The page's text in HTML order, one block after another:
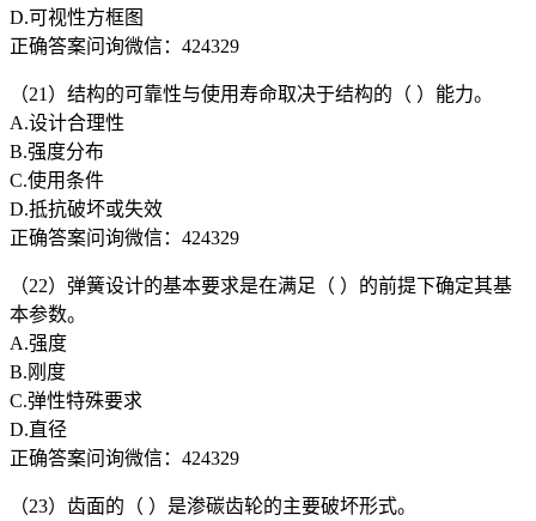
D.可视性方框图
正确答案问询微信：424329
（21）结构的可靠性与使用寿命取决于结构的（ ）能力。
A.设计合理性
B.强度分布
C.使用条件
D.抵抗破坏或失效
正确答案问询微信：424329
（22）弹簧设计的基本要求是在满足（ ）的前提下确定其基
本参数。
A.强度
B.刚度
C.弹性特殊要求
D.直径
正确答案问询微信：424329
（23）齿面的（ ）是渗碳齿轮的主要破坏形式。